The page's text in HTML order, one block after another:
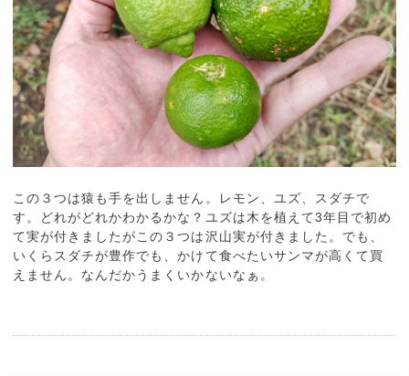
この３つは猿も手を出しません。レモン、ユズ、スダチで
す。どれがどれかわかるかな？ユズは木を植えて3年目で初め
て実が付きましたがこの３つは沢山実が付きました。でも、
いくらスダチが豊作でも、かけて食べたいサンマが高くて買
えません。なんだかうまくいかないなぁ。